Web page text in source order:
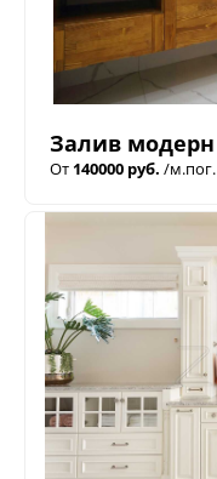
Залив модерн
От 140000 руб. /м.пог.